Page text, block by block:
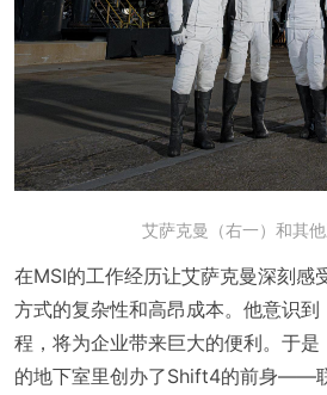
艾萨克曼（右一）和其
在MSI的工作经历让艾萨克曼深刻感
方式的复杂性和高昂成本。他意识
程，将为企业带来巨大的便利。于
的地下室里创办了Shift4的前身——